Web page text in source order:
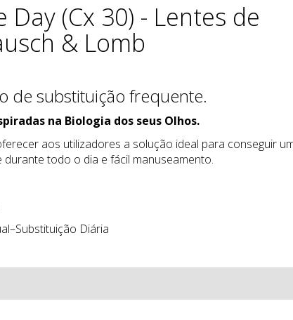
Day (Cx 30) - Lentes de
& Lomb
de substituição frequente.
na Biologia dos seus Olhos.
aos utilizadores a solução ideal para conseguir
durante todo o dia e fácil manuseamento.
Diária